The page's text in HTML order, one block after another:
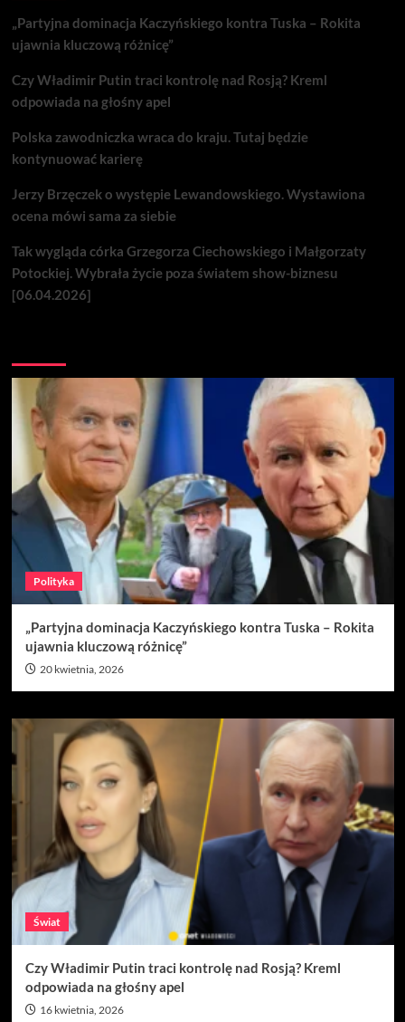
„Partyjna dominacja Kaczyńskiego kontra Tuska – Rokita
ujawnia kluczową różnicę”
Czy Władimir Putin traci kontrolę nad Rosją? Kreml
odpowiada na głośny apel
Polska zawodniczka wraca do kraju. Tutaj będzie
kontynuować karierę
Jerzy Brzęczek o występie Lewandowskiego. Wystawiona
ocena mówi sama za siebie
Tak wygląda córka Grzegorza Ciechowskiego i Małgorzaty
Potockiej. Wybrała życie poza światem show-biznesu
[06.04.2026]
Polityka
„Partyjna dominacja Kaczyńskiego kontra Tuska – Rokita
ujawnia kluczową różnicę”
20 kwietnia, 2026
Świat
Czy Władimir Putin traci kontrolę nad Rosją? Kreml
odpowiada na głośny apel
16 kwietnia, 2026